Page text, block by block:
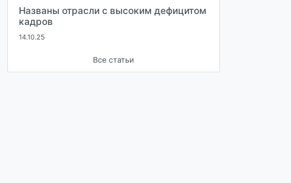
Названы отрасли с высоким дефицитом
кадров
14.10.25
Все статьи